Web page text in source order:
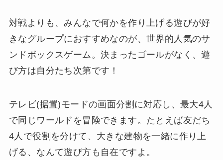
対戦よりも、みんなで何かを作り上げる遊びが好
きなグループにおすすめなのが、世界的人気のサ
ンドボックスゲーム。決まったゴールがなく、遊
び方は自分たち次第です！
テレビ(据置)モードの画面分割に対応し、最大4人
で同じワールドを冒険できます。たとえば友だち
4人で役割を分けて、大きな建物を一緒に作り上
げる、なんて遊び方も自在ですよ。